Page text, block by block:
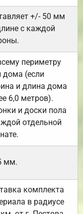
+/- 50 мм
с каждой
периметру
дома (если
и длина дома
6,0 метров).
и доски пола
отдельной
мм.
комплекта
в радиусе